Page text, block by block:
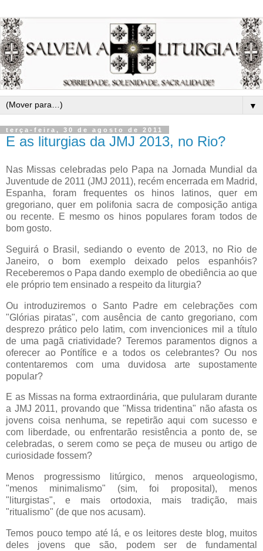
▼
terça-feira, 30 de agosto de 2011
E as liturgias da JMJ 2013, no Rio?
Nas Missas celebradas pelo Papa na Jornada Mundial da
Juventude de 2011 (JMJ 2011), recém encerrada em Madrid,
Espanha, foram frequentes os hinos latinos, quer em
gregoriano, quer em polifonia sacra de composição antiga
ou recente. E mesmo os hinos populares foram todos de
bom gosto.
Seguirá o Brasil, sediando o evento de 2013, no Rio de
Janeiro, o bom exemplo deixado pelos espanhóis?
Receberemos o Papa dando exemplo de obediência ao que
ele próprio tem ensinado a respeito da liturgia?
Ou introduziremos o Santo Padre em celebrações com
"Glórias piratas", com ausência de canto gregoriano, com
desprezo prático pelo latim, com invencionices mil a título
de uma pagã criatividade? Teremos paramentos dignos a
oferecer ao Pontífice e a todos os celebrantes? Ou nos
contentaremos com uma duvidosa arte supostamente
popular?
E as Missas na forma extraordinária, que pulularam durante
a JMJ 2011, provando que "Missa tridentina" não afasta os
jovens coisa nenhuma, se repetirão aqui com sucesso e
com liberdade, ou enfrentarão resistência a ponto de, se
celebradas, o serem como se peça de museu ou artigo de
curiosidade fossem?
Menos progressismo litúrgico, menos arqueologismo,
"menos minimalismo" (sim, foi proposital), menos
"liturgistas", e mais ortodoxia, mais tradição, mais
"ritualismo" (de que nos acusam).
Temos pouco tempo até lá, e os leitores deste blog, muitos
deles jovens que são, podem ser de fundamental